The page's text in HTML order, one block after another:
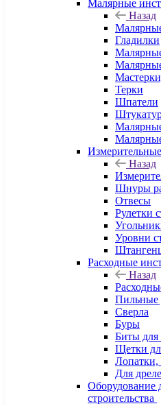
Малярные
Назад
Гладилки
Терки
Шпатели
Назад
Шнуры
Отвесы
Рулетки
Уровни
Расходные
Назад
Пильные
Сверла
Буры
Биты для
Щетки
Лопатки,
Для
Оборудование
строительства